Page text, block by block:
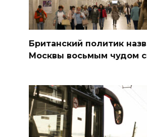
Британский политик
Москвы восьмым чудом